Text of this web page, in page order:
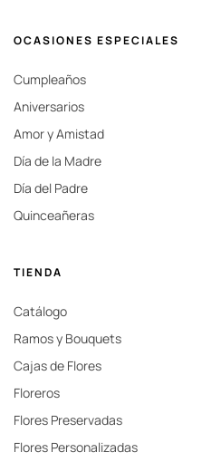
OCASIONES ESPECIALES
Cumpleaños
Aniversarios
Amor y Amistad
Día de la Madre
Día del Padre
Quinceañeras
TIENDA
Catálogo
Ramos y Bouquets
Cajas de Flores
Floreros
Flores Preservadas
Flores Personalizadas